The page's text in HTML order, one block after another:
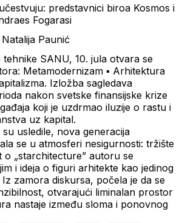
predstavnici biroa Kosmos i
Fogarasi
Paunić
tehnike SANU, 10. jula otvara se
Metamodernizam ▪︎ Arhitektura
. Izložba sagledava
nakon svetske finansijske krize
koji je uzdrmao iluzije o rastu i
uz kapital.
usledile, nova generacija
se u atmosferi nesigurnosti: tržište
o „starchitecture” autoru se
i ideja o figuri arhitekte kao jedinog
zamora diskursa, počela je da se
otvarajući liminalan prostor
nastaje između sloma i ponovnog